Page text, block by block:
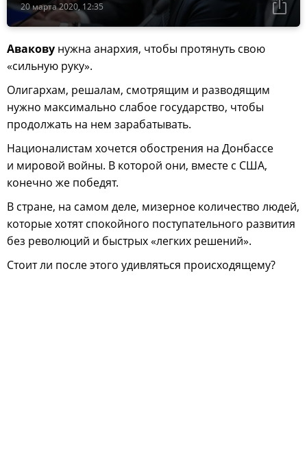
20 марта 2020, 12:35
Авакову нужна анархия, чтобы протянуть свою
«сильную руку».
Олигархам, решалам, смотрящим и разводящим
нужно максимально слабое государство, чтобы
продолжать на нем зарабатывать.
Националистам хочется обострения на Донбассе
и мировой войны. В которой они, вместе с США,
конечно же победят.
В стране, на самом деле, мизерное количество людей,
которые хотят спокойного поступательного развития
без революций и быстрых «легких решений».
Стоит ли после этого удивляться происходящему?